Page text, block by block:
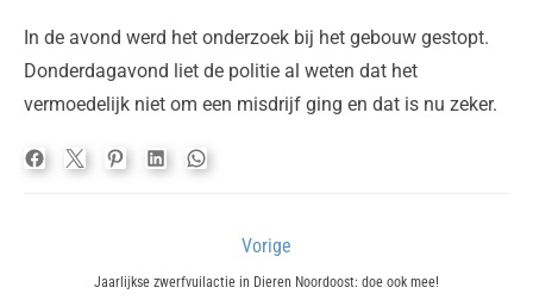
In de avond werd het onderzoek bij het gebouw gestopt.
Donderdagavond liet de politie al weten dat het
vermoedelijk niet om een misdrijf ging en dat is nu zeker.
navigatie
Vorige
Previous
Jaarlijkse zwerfvuilactie in Dieren Noordoost: doe ook mee!